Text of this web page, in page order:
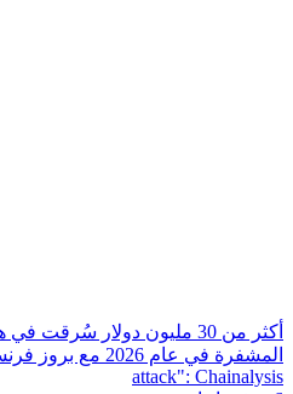
أكثر من 30 مليون دولار
attack": Chainalysis